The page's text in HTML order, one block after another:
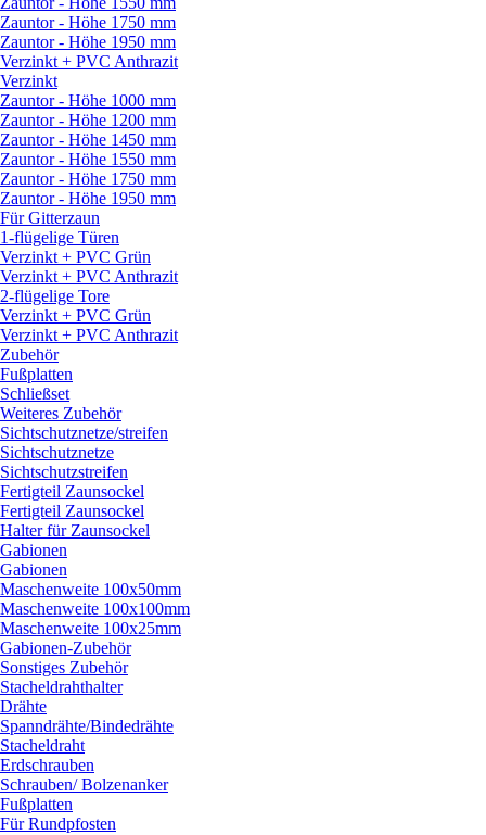
Zauntor - Höhe 1750 mm
Zauntor - Höhe 1950 mm
Verzinkt + PVC Anthrazit
Verzinkt
Zauntor - Höhe 1000 mm
Zauntor - Höhe 1200 mm
Zauntor - Höhe 1450 mm
Zauntor - Höhe 1550 mm
Zauntor - Höhe 1750 mm
Zauntor - Höhe 1950 mm
Für Gitterzaun
1-flügelige Türen
Verzinkt + PVC Grün
Verzinkt + PVC Anthrazit
2-flügelige Tore
Verzinkt + PVC Grün
Verzinkt + PVC Anthrazit
Zubehör
Fußplatten
Schließset
Weiteres Zubehör
Sichtschutznetze/streifen
Sichtschutznetze
Sichtschutzstreifen
Fertigteil Zaunsockel
Fertigteil Zaunsockel
Halter für Zaunsockel
Gabionen
Gabionen
Maschenweite 100x50mm
Maschenweite 100x100mm
Maschenweite 100x25mm
Gabionen-Zubehör
Sonstiges Zubehör
Stacheldrahthalter
Drähte
Spanndrähte/Bindedrähte
Stacheldraht
Erdschrauben
Schrauben/Bolzenanker
Fußplatten
Für Rundpfosten